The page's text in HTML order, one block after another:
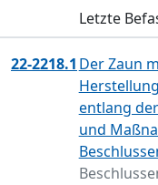
Letzte
22-2218.1 Der Zaun
entlang
und